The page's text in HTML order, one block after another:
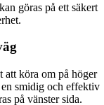
göras på ett säkert
att köra om på höger
smidig och effektiv
på vänster sida.